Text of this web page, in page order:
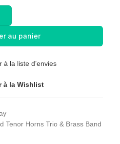
au panier
à la liste d’envies
à la Wishlist
Tenor Horns Trio & Brass Band